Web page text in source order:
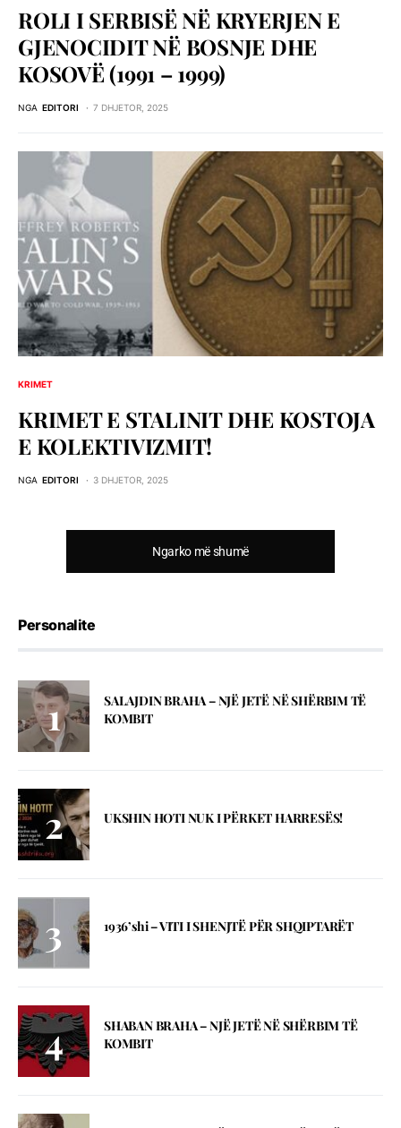
ROLI I SERBISЁ NЁ KRYERJEN E
GJENOCIDIT NЁ BOSNJE DHE
KOSOVЁ (1991 – 1999)
NGA EDITORI 7 DHJETOR, 2025
KRIMET
KRIMET E STALINIT DHE KOSTOJA
E KOLEKTIVIZMIT!
NGA EDITORI 3 DHJETOR, 2025
Ngarko më shumë
Personalite
SALAJDIN BRAHA – NJЁ JETЁ NЁ SHЁRBIM TЁ
KOMBIT
UKSHIN HOTI NUK I PËRKET HARRESËS!
1936’shi – VITI I SHENJTЁ PЁR SHQIPTARЁT
SHABAN BRAHA – NJЁ JETЁ NЁ SHЁRBIM TЁ
KOMBIT